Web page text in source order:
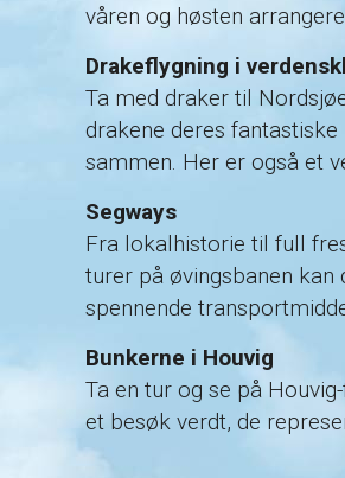
våren og høsten
Drakeflygning i
Ta med draker til
drakene deres
sammen. Her er også et
Segways
Fra lokalhistorie til full
turer på øvingsbanen
spennende
Bunkerne i Houvig
Ta en tur og se på
et besøk verdt, de